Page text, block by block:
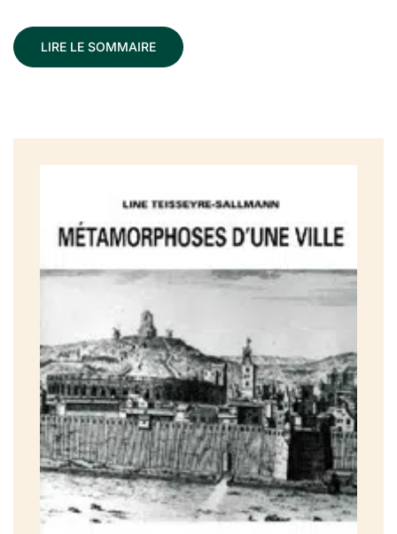
LIRE LE SOMMAIRE